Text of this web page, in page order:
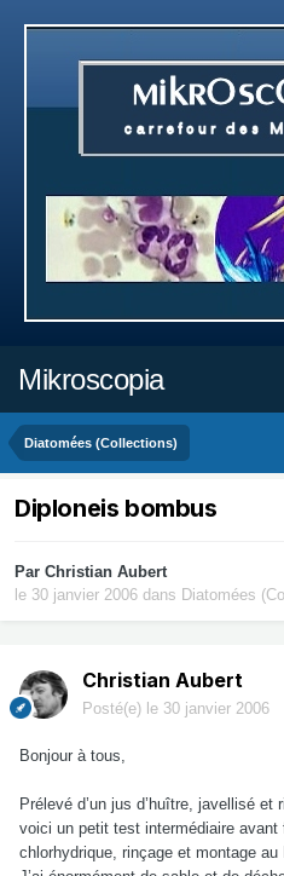
Mikroscopia
Diatomées (Collections)
Diploneis bombus
Par Christian Aubert
le 30 janvier 2006 dans Diatomées
Christian Aubert
Posté(e) le 30 janvier 2006
Bonjour à tous,
Prélevé d’un jus d’huître, javellisé et
voici un petit test intermédiaire
chlorhydrique, rinçage et montage au